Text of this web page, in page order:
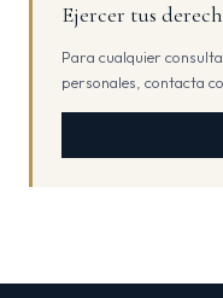
Ejercer tus
Para cualquier
personales, contacta